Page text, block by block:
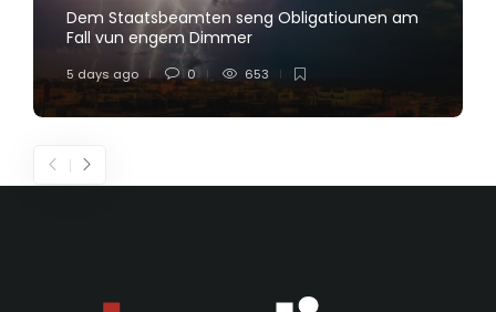
Dem Staatsbeamten seng Obligatiounen am
Fall vun engem Dimmer
5 days ago 0 653